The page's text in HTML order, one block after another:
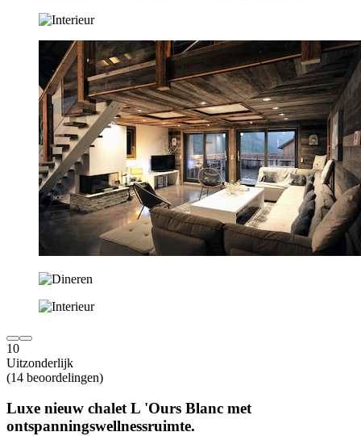
10
Uitzonderlijk
(14 beoordelingen)
Luxe nieuw chalet L 'Ours Blanc met
ontspanningswellnessruimte.